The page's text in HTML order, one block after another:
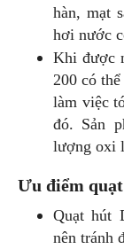
hàn, mạt
hơi nước
Khi được
200 có
làm việc
đó. Sản
lượng oxi
Ưu điểm
Quạt hút
nên tránh